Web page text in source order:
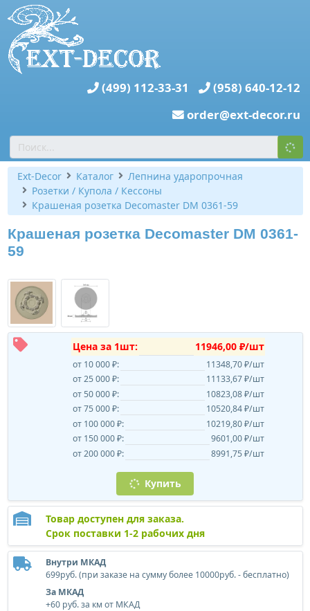
(499) 112-33-31
(958) 640-12-12
order@ext-decor.ru
Ext-Decor Каталог
Лепнина ударопрочная
Розетки / Купола / Кессоны
Крашеная розетка Decomaster DM 0361-59
Крашеная розетка Decomaster DM 0361-
59
Цена за 1шт: 11946,00 ₽/шт
от 10 000 ₽:
11348,70 ₽/шт
от 25 000 ₽:
11133,67 ₽/шт
от 50 000 ₽:
10823,08 ₽/шт
от 75 000 ₽:
10520,84 ₽/шт
от 100 000 ₽:
10219,80 ₽/шт
от 150 000 ₽:
9601,00 ₽/шт
от 200 000 ₽:
8991,75 ₽/шт
Купить
Товар доступен для заказа.
Срок поставки 1-2 рабочих дня
Внутри МКАД
699руб. (при заказе на сумму более 10000руб. - бесплатно)
За МКАД
+60 руб. за км от МКАД